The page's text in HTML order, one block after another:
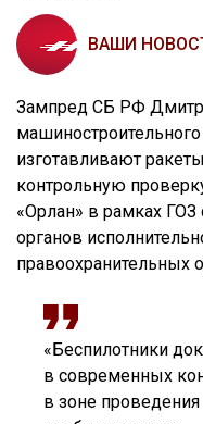
ВАШИ
Зампред СБ РФ
изготавливают
контрольную
«Орлан» в рамках
органов
правоохранительных
«Беспилотники
в современных
в зоне